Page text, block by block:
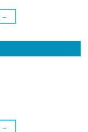
→
→